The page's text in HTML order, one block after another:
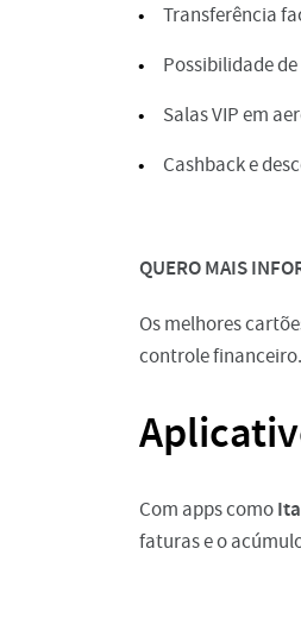
Transferência
Possibilidade
Salas VIP em
Cashback e
QUERO MAIS
Os melhores
controle
Com apps como
faturas e o